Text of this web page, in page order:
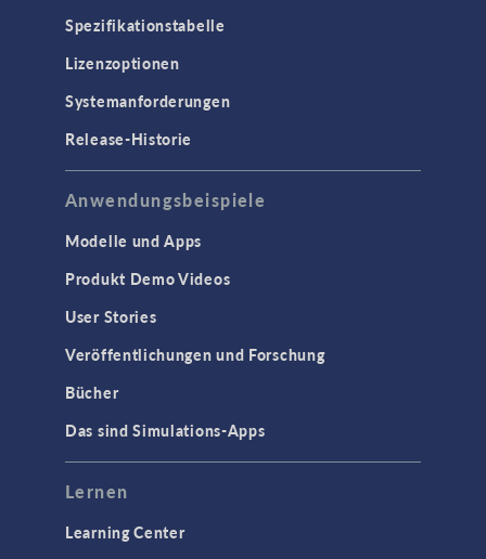
Spezifikationstabelle
Lizenzoptionen
Systemanforderungen
Release-Historie
Anwendungsbeispiele
Modelle und Apps
Produkt Demo Videos
User Stories
Veröffentlichungen und Forschung
Bücher
Das sind Simulations-Apps
Lernen
Learning Center